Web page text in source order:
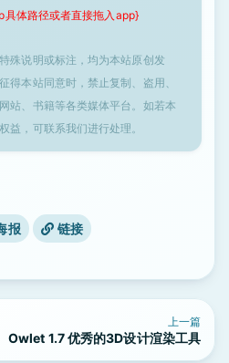
体路径或者直接拖入app}
殊说明或标注，均为本站原创发
得本站同意时，禁止复制、盗用、
站、书籍等各类媒体平台。如若本
益，可联系我们进行处理。
报 链接
上一篇
Owlet 1.7 优秀的3D设计渲染工具